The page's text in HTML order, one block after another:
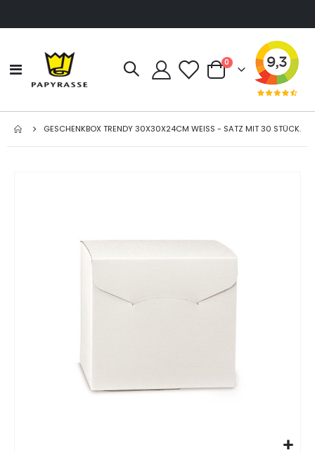
Navigation
umschalten
Cart
0Artikel
GESCHENKBOX TRENDY 30X30X24CM WEISS - SATZ MIT 30 STÜCK.